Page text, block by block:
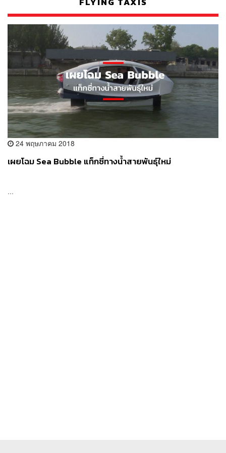
24 พฤษภาคม 2018
เผยโฉม Sea Bubble แท็กซี่ทางน้ำสายพันธุ์ใหม่
...